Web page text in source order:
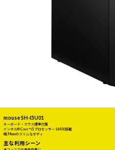
mouse SH-I5U01
キーボード・マウス標準付属
インテル® Core™ i5 プロセッサー 14400搭載
幅99mmのスリムなボディ
主な利用シーン